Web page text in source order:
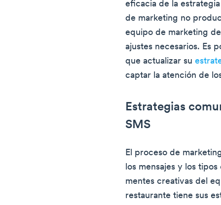
eficacia de la
de marketing no
equipo de marketing
ajustes necesarios. Es
que actualizar su
captar la atención de
Estrategias
SMS
El proceso de
los mensajes y los
mentes creativas del
restaurante tiene sus